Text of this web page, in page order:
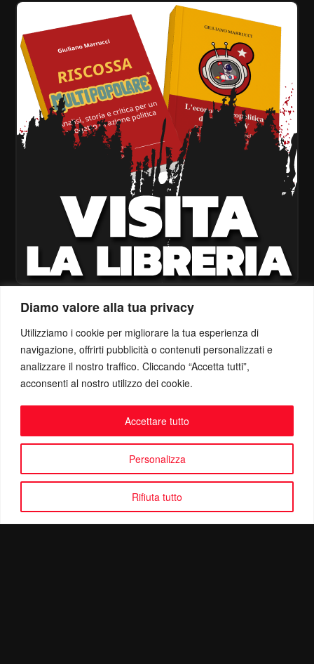
Diamo valore alla tua privacy
Utilizziamo i cookie per migliorare la tua esperienza di
navigazione, offrirti pubblicità o contenuti personalizzati e
analizzare il nostro traffico. Cliccando “Accetta tutti”,
acconsenti al nostro utilizzo dei cookie.
Personalizza
Rifiuta tutto
Accettare tutto